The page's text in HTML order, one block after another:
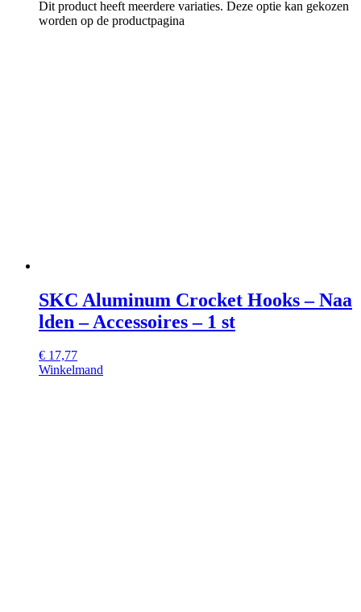
Dit product heeft meerdere variaties. Deze optie kan gekozen
worden op de productpagina
SKC Aluminum Crocket Hooks – Naa
lden – Accessoires – 1 st
€ 17,77
Winkelmand